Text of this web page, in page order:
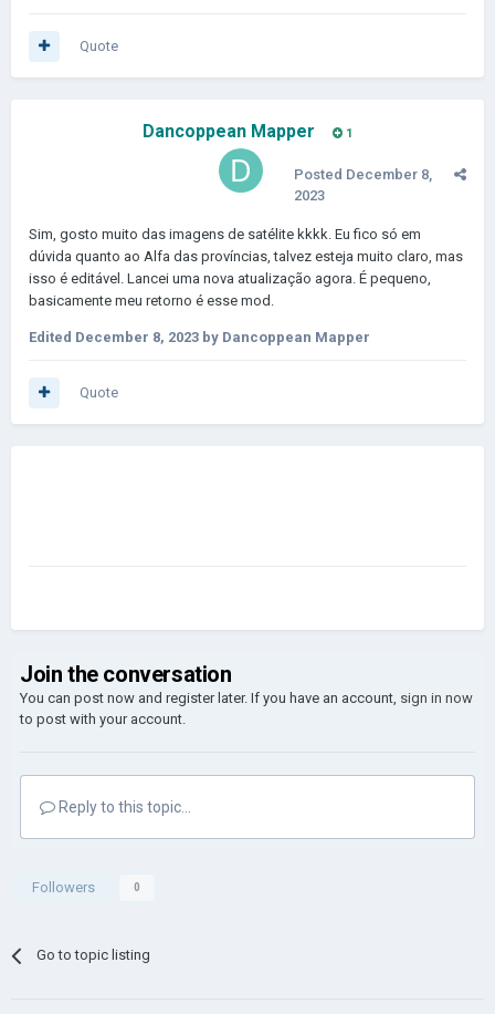
Quote
Dancoppean Mapper 1
Posted December 8,
2023
Sim, gosto muito das imagens de satélite kkkk. Eu fico só em
dúvida quanto ao Alfa das províncias, talvez esteja muito claro, mas
isso é editável. Lancei uma nova atualização agora. É pequeno,
basicamente meu retorno é esse mod.
Edited December 8, 2023 by Dancoppean Mapper
Quote
Join the conversation
You can post now and register later. If you have an account, sign in now
to post with your account.
Reply to this topic...
Followers 0
Go to topic listing